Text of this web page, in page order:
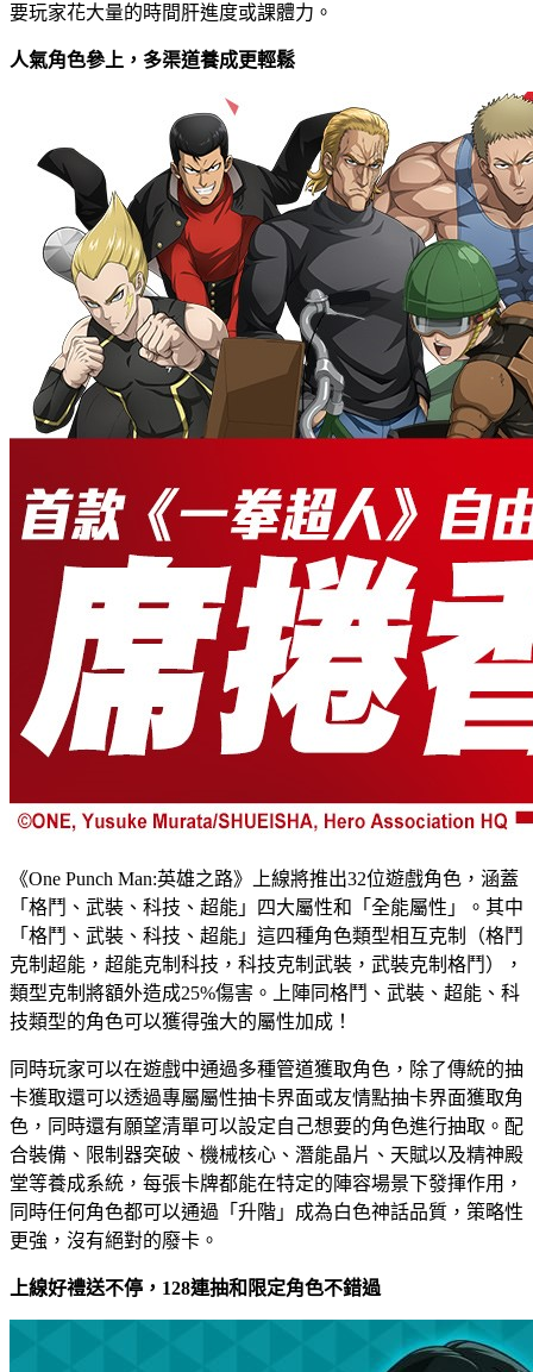
要玩家花大量的時間肝進度或課體力。
人氣角色參上，多渠道養成更輕鬆
《One Punch Man:英雄之路》上線將推出32位遊戲角色，涵蓋
「格鬥、武裝、科技、超能」四大屬性和「全能屬性」。其中
「格鬥、武裝、科技、超能」這四種角色類型相互克制（格鬥
克制超能，超能克制科技，科技克制武裝，武裝克制格鬥），
類型克制將額外造成25%傷害。上陣同格鬥、武裝、超能、科
技類型的角色可以獲得強大的屬性加成！
同時玩家可以在遊戲中通過多種管道獲取角色，除了傳統的抽
卡獲取還可以透過專屬屬性抽卡界面或友情點抽卡界面獲取角
色，同時還有願望清單可以設定自己想要的角色進行抽取。配
合裝備、限制器突破、機械核心、潛能晶片、天賦以及精神殿
堂等養成系統，每張卡牌都能在特定的陣容場景下發揮作用，
同時任何角色都可以通過「升階」成為白色神話品質，策略性
更強，沒有絕對的廢卡。
上線好禮送不停，128連抽和限定角色不錯過